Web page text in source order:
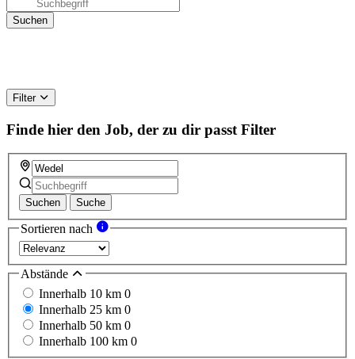
Filter
Finde hier den Job, der zu dir passt Filter
Suchen Suche
Sortieren nach
Abstände
Innerhalb 10 km 0
Innerhalb 25 km 0
Innerhalb 50 km 0
Innerhalb 100 km 0